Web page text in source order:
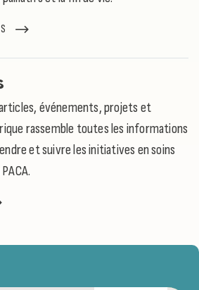
événements, projets et
rassemble toutes les informations
et suivre les initiatives en soins